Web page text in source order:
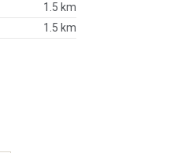
1.5 km
1.5 km